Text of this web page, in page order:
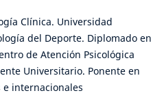
Clínica. Universidad
del Deporte. Diplomado en
de Atención Psicológica
Universitario. Ponente en
e internacionales